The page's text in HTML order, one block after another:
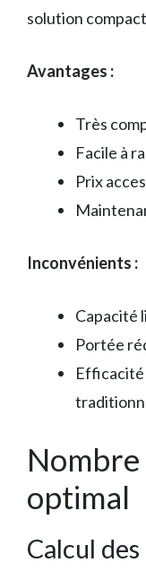
solution
Avantages :
Très
Facile à
Prix
Inconvénients :
Capacité
Portée
Efficacité
optimal
Calcul